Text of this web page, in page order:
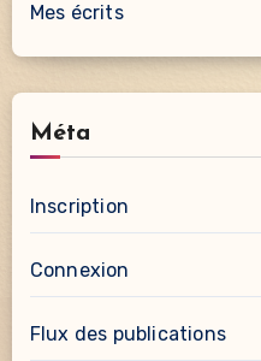
Mes écrits
Méta
Inscription
Connexion
Flux des publications